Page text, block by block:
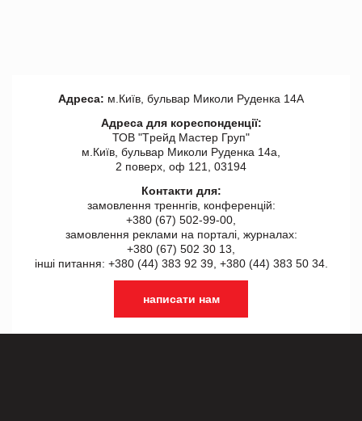
Адреса: м.Київ, бульвар Миколи Руденка 14А
Адреса для кореспонденції:
ТОВ "Tрейд Мастер Груп"
м.Київ, бульвар Миколи Руденка 14а,
2 поверх, оф 121, 03194
Контакти для:
замовлення треннгів, конференцій:
+380 (67) 502-99-00,
замовлення реклами на порталі, журналах:
+380 (67) 502 30 13,
інші питання: +380 (44) 383 92 39, +380 (44) 383 50 34.
написати нам